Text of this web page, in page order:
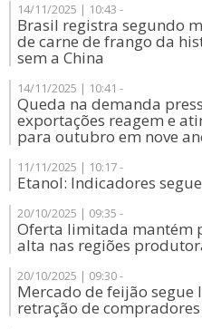
14/11/2025 | 10:43 -
Brasil registra segundo
de carne de frango da
sem a China
14/11/2025 | 10:41 -
Queda na demanda
exportações reagem e
para outubro em nove
11/11/2025 | 10:17 -
Etanol: Indicadores
20/10/2025 | 09:35 -
Oferta limitada mantém
alta nas regiões
20/10/2025 | 09:30 -
Mercado de feijão segue
retração de compradores